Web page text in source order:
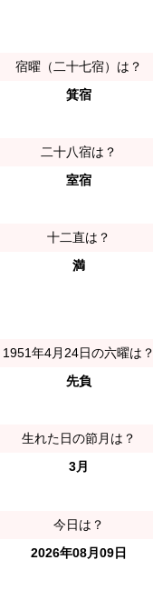
宿曜（二十七宿）は？
箕宿
二十八宿は？
室宿
十二直は？
満
1951年4月24日の六曜は？
先負
生れた日の節月は？
3月
今日は？
2026年08月09日